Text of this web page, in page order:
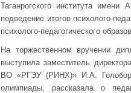
Таганрогского института
подведение итогов психолого-
психолого-педагогического
На торжественном вручении
выступила заместитель
ВО «РГЭУ (РИНХ)» И.А.
олимпиады, рассказала о